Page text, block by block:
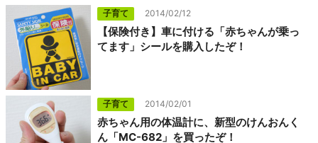
子育て 2014/02/12
【保険付き】車に付ける「赤ちゃんが乗っ
てます」シールを購入したぞ！
子育て 2014/02/01
赤ちゃん用の体温計に、新型のけんおんく
ん「MC-682」を買ったぞ！